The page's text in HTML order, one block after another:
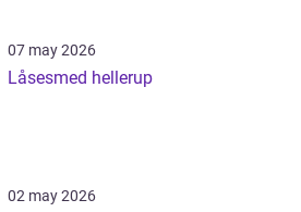
07 may 2026
Låsesmed hellerup
02 may 2026